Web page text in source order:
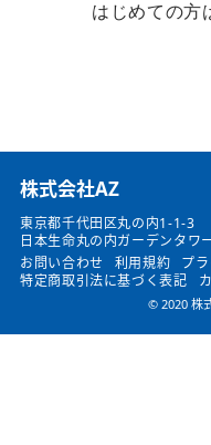
はじめての方
​株式会社AZ
東京都千代田区丸の内1-1-3
日本生命丸の内ガーデンタワ
お問い合わせ
利用規約
プ
特定商取引法に基づく表記
© 2020 株